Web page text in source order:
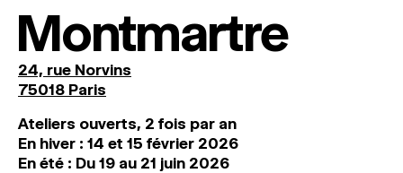
Montmartre
24, rue Norvins
75018 Paris
Ateliers ouverts, 2 fois par an
En hiver : 14 et 15 février 2026
En été : Du 19 au 21 juin 2026